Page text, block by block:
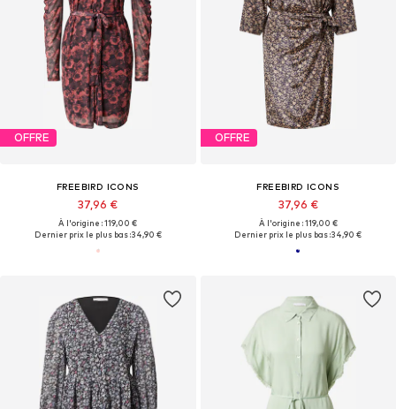
OFFRE
FREEBIRD ICONS
37,96 €
À l'origine : 119,00 €
Dernier prix le plus bas :34,90 €
OFFRE
FREEBIRD ICONS
37,96 €
À l'origine : 119,00 €
Dernier prix le plus bas :34,90 €